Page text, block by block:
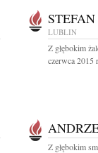
LUBLIN
Z głębokim
czerwca 2015
Z głębokim